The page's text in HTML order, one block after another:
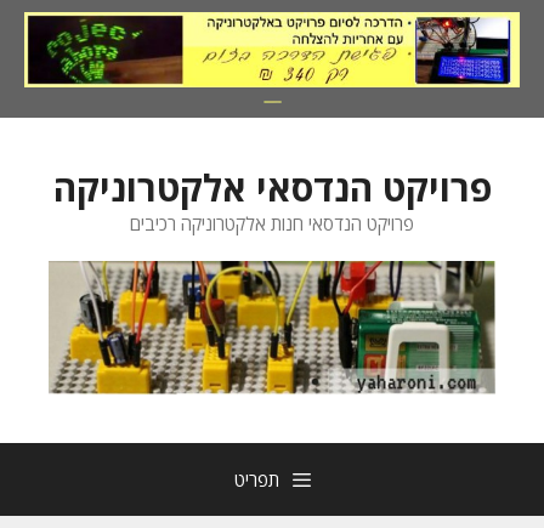
לדלג
לתוכן
פרויקט הנדסאי אלקטרוניקה
פרויקט הנדסאי חנות אלקטרוניקה רכיבים
תפריט